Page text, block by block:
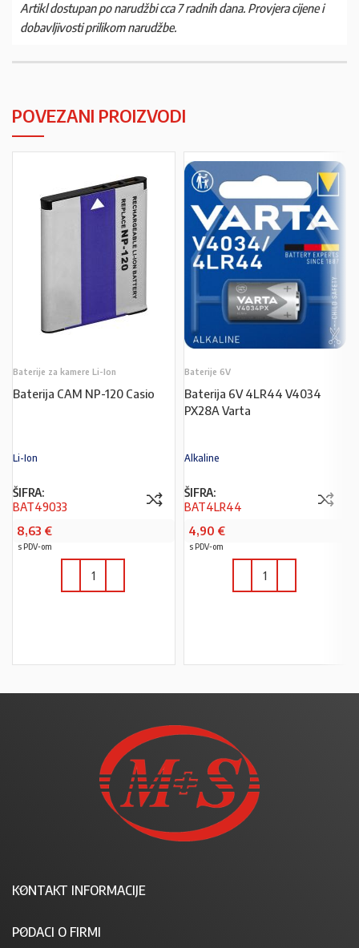
Artikl dostupan po narudžbi cca 7 radnih dana. Provjera cijene i
dobavljivosti prilikom narudžbe.
POVEZANI PROIZVODI
Baterije za kamere Li-Ion
Baterija CAM NP-120 Casio
Li-Ion
ŠIFRA:
BAT49033
8,63 €
s PDV-om
Baterije 6V
Baterija 6V 4LR44 V4034
PX28A Varta
Alkaline
ŠIFRA:
BAT4LR44
4,90 €
s PDV-om
KONTAKT INFORMACIJE
PODACI O FIRMI